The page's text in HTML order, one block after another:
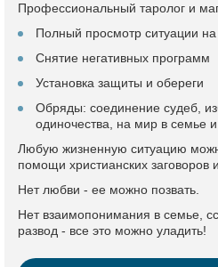
Профессиональный таролог и
Полный просмотр ситуации на
Снятие негативных программ
Установка защиты и обереги
Обряды: соединение судеб,
одиночества, на мир в семье и
Любую жизненную ситуацию
помощи христианских заговоров
Нет любви - ее можно позвать.
Нет взаимопонимания в семье,
развод - все это можно уладить!